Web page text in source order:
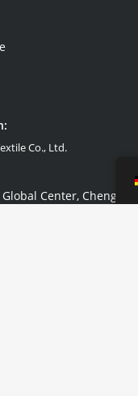
Co., Ltd.
Center, Chengdu,